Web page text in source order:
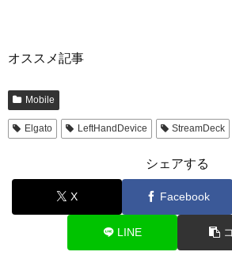
オススメ記事
Mobile
Elgato LeftHandDevice StreamDeck
シェアする
X Facebook
LINE